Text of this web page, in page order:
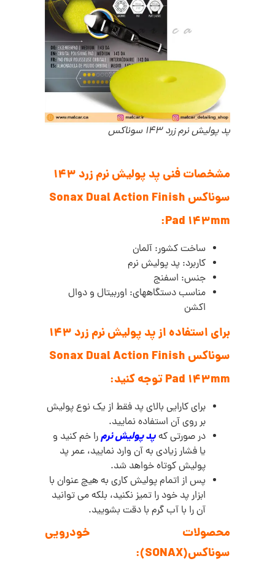
پد پولیش نرم زرد 143 سوناکس
مشخصات فنی پد پولیش نرم زرد 143
سوناکس Sonax Dual Action Finish
Pad 143mm:
ساخت کشور: آلمان
کاربرد: پد پولیش نرم
جنس: اسفنج
مناسب دستگاههای: اوربیتال و دوال
اکشن
برای استفاده از پد پولیش نرم زرد 143
سوناکس Sonax Dual Action Finish
Pad 143mm توجه کنید:
برای کارایی بالای پد فقط از یک نوع پولیش
بر روی آن استفاده نمایید.
در صورتی کهپد پولیش نرمرا خم کنید و
یا فشار زیادی به آن وارد نمایید، عمر پد
پولیش کوتاه خواهد شد.
پس از اتمام پولیش کاری به هیچ عنوان با
ابزار پد خود را تمیز نکنید، بلکه می توانید
آن را با آب گرم با دقت بشویید.
محصولات خودرویی
سوناکس(SONAX):